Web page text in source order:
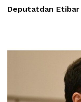
Deputatdan